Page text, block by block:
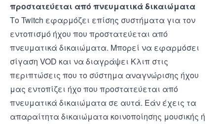
προστατεύεται από πνευματικά δικαιώματα
Το Twitch εφαρμόζει επίσης συστήματα για τον
εντοπισμό ήχου που προστατεύεται από
πνευματικά δικαιώματα. Μπορεί να εφαρμόσει
σίγαση VOD και να διαγράψει Κλιπ στις
περιπτώσεις που το σύστημα αναγνώρισης ήχου
μας εντοπίζει ήχο που προστατεύεται από
πνευματικά δικαιώματα σε αυτά. Εάν έχεις τα
απαραίτητα δικαιώματα κοινοποίησης μουσικής ή